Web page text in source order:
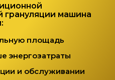
грануляции машина
площадь
энергозатраты
и обслуживании